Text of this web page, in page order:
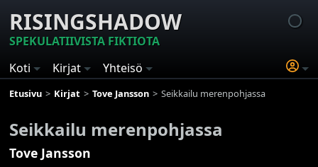
RISINGSHADOW
SPEKULATIIVISTA FIKTIOTA
Koti
Kirjat Yhteisö
Etusivu Kirjat Tove Jansson Seikkailu merenpohjassa
Seikkailu merenpohjassa
Tove Jansson